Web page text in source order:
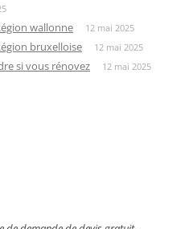
wallonne 12 mai 2025
bruxelloise 12 mai 2025
si vous rénovez 12 mai 2025